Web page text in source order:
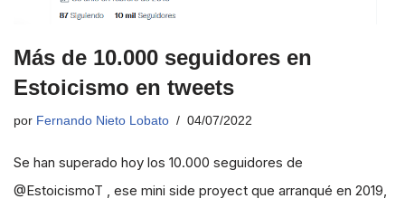
Más de 10.000 seguidores en
Estoicismo en tweets
por Fernando Nieto Lobato 04/07/2022
Se han superado hoy los 10.000 seguidores de
@EstoicismoT , ese mini side proyect que arranqué en 2019,